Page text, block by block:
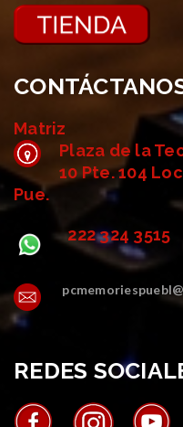
Matriz
Plaza de la
10 Pte. 104
Pue.
222 324 3515
REDES